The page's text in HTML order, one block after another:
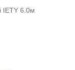
IETY 6.0м